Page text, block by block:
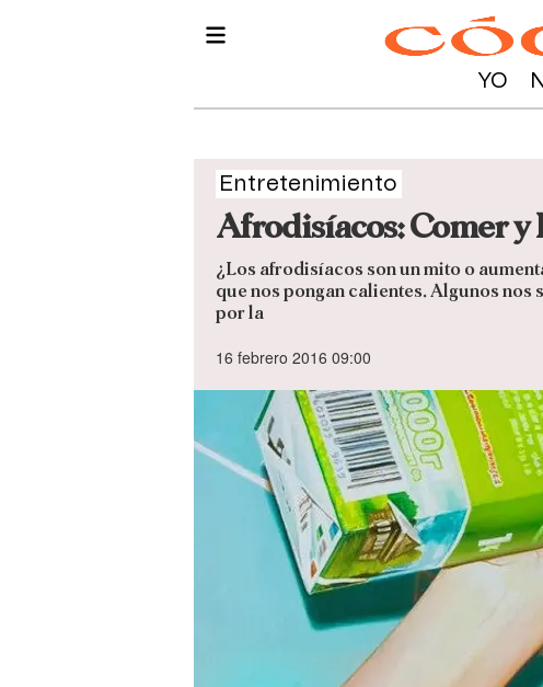
YO
Entretenimiento
Afrodisíacos: Comer y
¿Los afrodisíacos son un mito o
que nos pongan calientes. Algunos nos
por la
16 febrero 2016 09:00